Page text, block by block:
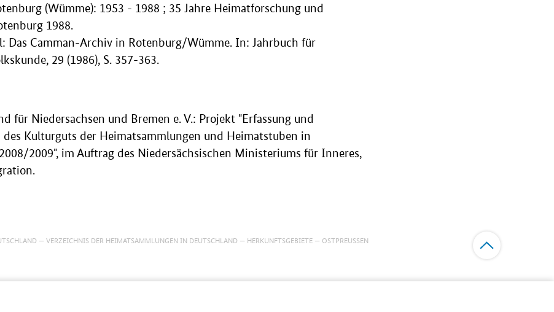
(Wümme): 1953 - 1988 ; 35 Jahre Heimatforschung und
1988.
Das Camman-Archiv in Rotenburg/Wümme. In: Jahrbuch für
29 (1986), S. 357-363.
für Niedersachsen und Bremen e. V.: Projekt "Erfassung und
Kulturguts der Heimatsammlungen und Heimatstuben in
2009", im Auftrag des Niedersächsischen Ministeriums für Inneres,
VERZEICHNIS DER HEIMATSAMMLUNGEN IN DEUTSCHLAND HERKUNFTSGEBIETE
OSTPREUSSEN